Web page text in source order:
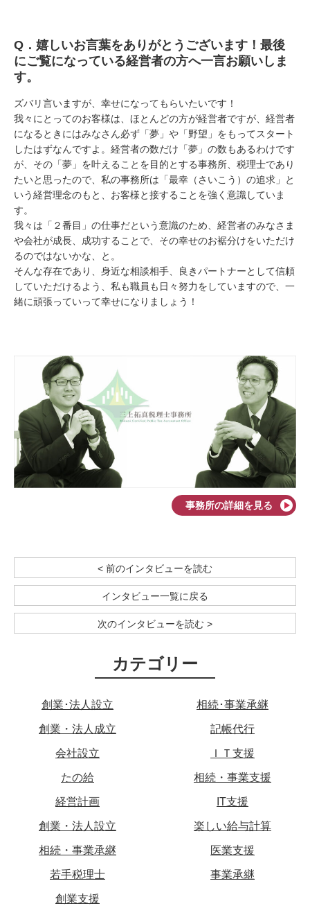
Q．嬉しいお言葉をありがとうございます！最後
にご覧になっている経営者の方へ一言お願いしま
す。
ズバリ言いますが、幸せになってもらいたいです！
我々にとってのお客様は、ほとんどの方が経営者ですが、経営者
になるときにはみなさん必ず「夢」や「野望」をもってスタート
したはずなんですよ。経営者の数だけ「夢」の数もあるわけです
が、その「夢」を叶えることを目的とする事務所、税理士であり
たいと思ったので、私の事務所は「最幸（さいこう）の追求」と
いう経営理念のもと、お客様と接することを強く意識していま
す。
我々は「２番目」の仕事だという意識のため、経営者のみなさま
や会社が成長、成功することで、その幸せのお裾分けをいただけ
るのではないかな、と。
そんな存在であり、身近な相談相手、良きパートナーとして信頼
していただけるよう、私も職員も日々努力をしていますので、一
緒に頑張っていって幸せになりましょう！
事務所の詳細を見る
< 前のインタビューを読む
インタビュー一覧に戻る
次のインタビューを読む >
カテゴリー
創業･法人設立 相続･事業承継
創業・法人成立 記帳代行
会社設立 ＩＴ支援
たの給 相続・事業支援
経営計画 IT支援
創業・法人設立 楽しい給与計算
相続・事業承継 医業支援
若手税理士 事業承継
創業支援